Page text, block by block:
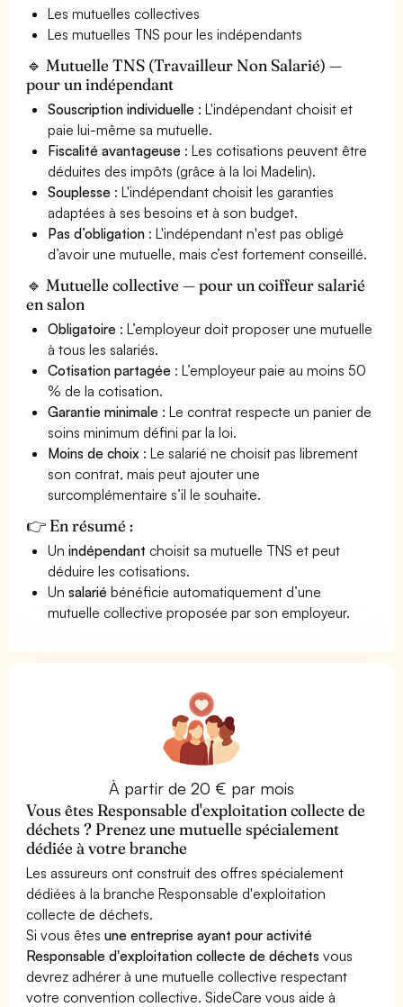
Les mutuelles collectives
Les mutuelles TNS pour les indépendants
🔹 Mutuelle TNS (Travailleur Non Salarié) —
pour un indépendant
Souscription individuelle : L'indépendant choisit et
paie lui-même sa mutuelle.
Fiscalité avantageuse : Les cotisations peuvent être
déduites des impôts (grâce à la loi Madelin).
Souplesse : L'indépendant choisit les garanties
adaptées à ses besoins et à son budget.
Pas d’obligation : L'indépendant n'est pas obligé
d’avoir une mutuelle, mais c’est fortement conseillé.
🔹 Mutuelle collective — pour un coiffeur salarié
en salon
Obligatoire : L’employeur doit proposer une mutuelle
à tous les salariés.
Cotisation partagée : L’employeur paie au moins 50
% de la cotisation.
Garantie minimale : Le contrat respecte un panier de
soins minimum défini par la loi.
Moins de choix : Le salarié ne choisit pas librement
son contrat, mais peut ajouter une
surcomplémentaire s’il le souhaite.
👉 En résumé :
Unindépendant choisit sa mutuelle TNS et peut
déduire les cotisations.
Unsalarié bénéficie automatiquement d’une
mutuelle collective proposée par son employeur.
À partir de 20 € par mois
Vous êtes Responsable d'exploitation collecte de
déchets ? Prenez une mutuelle spécialement
dédiée à votre branche
Les assureurs ont construit des offres spécialement
dédiées à la branche Responsable d'exploitation
collecte de déchets.
Si vous êtesune entreprise ayant pour activité
Responsable d'exploitation collecte de déchets vous
devrez adhérer à une mutuelle collective respectant
votre convention collective. SideCare vous aide à